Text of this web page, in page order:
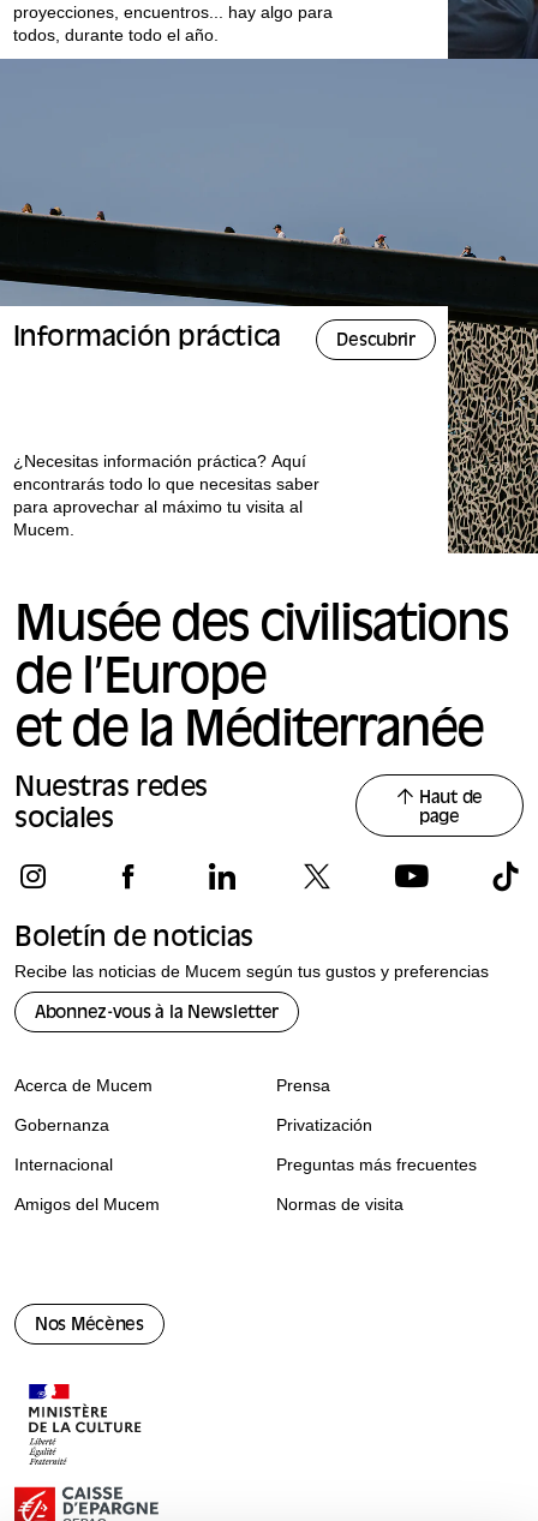
proyecciones, encuentros... hay algo para
todos, durante todo el año.
Información práctica Descubrir
¿Necesitas información práctica? Aquí
encontrarás todo lo que necesitas saber
para aprovechar al máximo tu visita al
Mucem.
Musée des civilisations
de l’Europe
et de la Méditerranée
Nuestras redes
sociales
Haut de
page
Boletín de noticias
Recibe las noticias de Mucem según tus gustos y preferencias
Abonnez-vous à la Newsletter
Nos Mécènes
Acerca de Mucem
Gobernanza
Internacional
Amigos del Mucem
Prensa
Privatización
Preguntas más frecuentes
Normas de visita